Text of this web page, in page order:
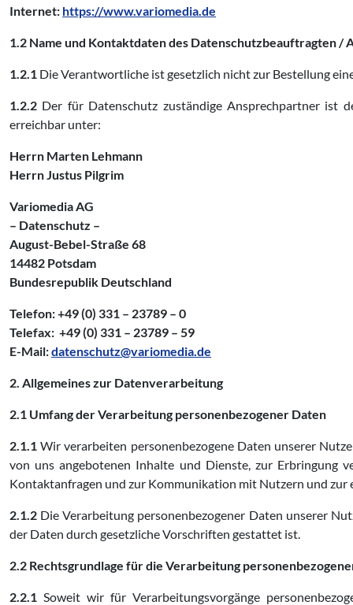
Internet: https://www.variomedia.de
1.2 Name und Kontaktdaten des Datenschutzbeauftragten
1.2.1 Die Verantwortliche ist gesetzlich nicht zur Bestellung
1.2.2 Der für Datenschutz zuständige Ansprechpartner ist
erreichbar unter:
Herrn Marten Lehmann
Herrn Justus Pilgrim
Variomedia AG
– Datenschutz –
August-Bebel-Straße 68
14482 Potsdam
Bundesrepublik Deutschland
Telefon: +49 (0) 331 – 23789 – 0
Telefax: +49 (0) 331 – 23789 – 59
E-Mail:datenschutz@variomedia.de
2. Allgemeines zur Datenverarbeitung
2.1 Umfang der Verarbeitung personenbezogener Daten
2.1.1 Wir verarbeiten personenbezogene Daten unserer
von uns angebotenen Inhalte und Dienste, zur Erbringung
Kontaktanfragen und zur Kommunikation mit Nutzern und
2.1.2 Die Verarbeitung personenbezogener Daten unserer
der Daten durch gesetzliche Vorschriften gestattet ist.
2.2 Rechtsgrundlage für die Verarbeitung
2.2.1 Soweit wir für Verarbeitungsvorgänge